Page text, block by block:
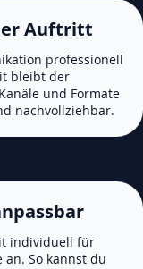
Auftritt
professionell
bleibt der
und Formate
nachvollziehbar.
individuell für
an. So kannst du